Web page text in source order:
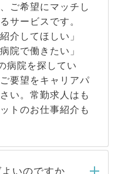
ご希望にマッチし
サービスです。
介してほしい」
院で働きたい」
病院を探してい
要望をキャリアパ
い。常勤求人はも
トのお仕事紹介も
いのですか